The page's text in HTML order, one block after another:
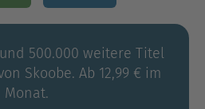
500.000 weitere Titel
Skoobe. Ab 12,99 € im
Monat.